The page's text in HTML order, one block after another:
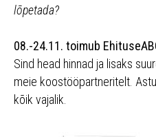
lõpetada?
08.-24.11. toimub
Sind head hinnad ja lisaks
meie koostööpartneritelt.
kõik vajalik.